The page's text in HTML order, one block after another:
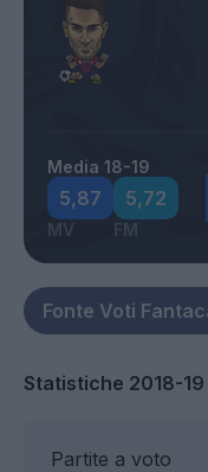
Media 18-19
5,87
MV
5,72
FM
Statistiche 2018-19
Partite a voto